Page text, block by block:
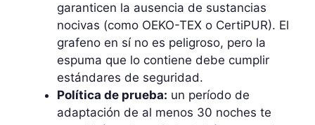
garanticen la ausencia de sustancias
nocivas (como OEKO-TEX o CertiPUR). El
grafeno en sí no es peligroso, pero la
espuma que lo contiene debe cumplir
estándares de seguridad.
Política de prueba: un período de
adaptación de al menos 30 noches te